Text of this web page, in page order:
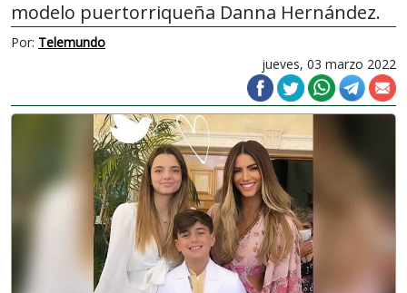
modelo puertorriqueña Danna Hernández.
Por: Telemundo
jueves, 03 marzo 2022